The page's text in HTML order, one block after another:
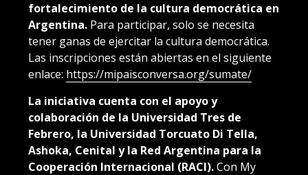
fortalecimiento de la cultura democrática en
Argentina. Para participar, solo se necesita
tener ganas de ejercitar la cultura democrática.
Las inscripciones están abiertas en el siguiente
enlace: https://mipaisconversa.org/sumate/
La iniciativa cuenta con el apoyo y
colaboración de la Universidad Tres de
Febrero, la Universidad Torcuato Di Tella,
Ashoka, Cenital y la Red Argentina para la
Cooperación Internacional (RACI).Con My